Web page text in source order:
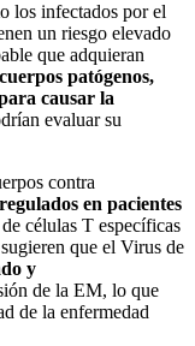
los infectados por el
un riesgo elevado
que adquieran
patógenos,
causar la
evaluar su
contra
en pacientes
células T específicas
que el Virus de
y
de la EM, lo que
de la enfermedad